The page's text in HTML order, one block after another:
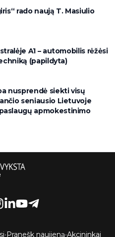
rado naują T. Masiulio
A1 – automobilis rėžėsi
(papildyta)
nusprendė siekti visų
seniausio Lietuvoje
apmokestinimo
•Pranešk naujieną•Akcininkai